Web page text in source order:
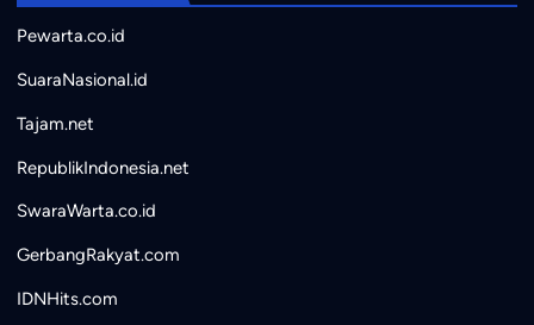
Pewarta.co.id
SuaraNasional.id
Tajam.net
RepublikIndonesia.net
SwaraWarta.co.id
GerbangRakyat.com
IDNHits.com